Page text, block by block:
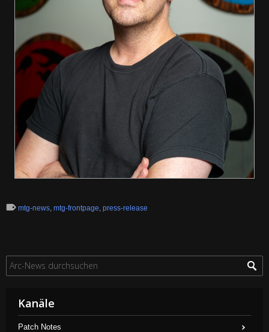
mtg-news mtg-frontpage press-release
Kanäle
Patch Notes